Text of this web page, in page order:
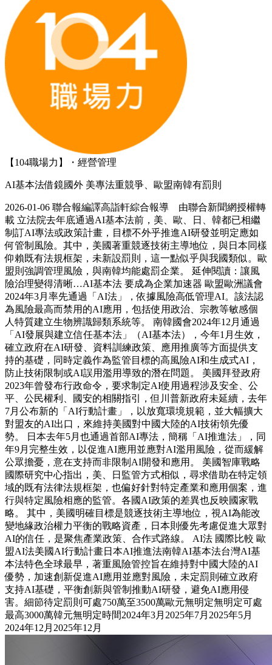
【104職場力】・經營管理
AI基本法借鏡國外 美專法重競爭、歐盟南韓有罰則
2026-01-06 聯合報編譯高詣軒綜合報導 由聯合新聞網授權轉
載 立法院去年底通過AI基本法前，美、歐、日、韓都已相繼
制訂AI專法或政策計畫，目標不外乎推進AI研發並明定應如
何管制風險。其中，美國著重競逐技術主導地位，與日本同樣
仰賴既有法規框架，未新設罰則，這一點似乎與我國類似。歐
盟則強調管理風險，與南韓均能處罰企業。 延伸閱讀：讓風
險治理變得清晰…AI基本法 要成為企業加速器 歐盟歐洲議會
2024年3月率先通過「AI法」，依據風險高低管理AI。該法認
為風險最高而禁用的AI應用，包括使用政治、宗教等敏感個
人特質建立生物辨識歸類系統等。 南韓國會2024年12月通過
「AI發展與建立信任基本法」（AI基本法），今年1月生效，
確立政府在AI研發、資料訓練政策、應用推廣等方面提供支
持的基礎，同時定義作為監管目標的高風險AI和生成式AI，
防止技術限制或AI誤用濫用導致的潛在問題。 美國拜登政府
2023年曾發布行政命令，要求制定AI使用過程涉及安全、公
平、公民權利、國安的相關指引，但川普新政府未延續，去年
7月公布新的「AI行動計畫」，以放寬環境規範，並大幅擴大
對盟友的AI出口，來維持美國對中國大陸的AI技術領先優
勢。 日本去年5月也通過首部AI專法，簡稱「AI推進法」，同
年9月完整生效，以促進AI應用並應對AI濫用風險，從而緩解
公眾擔憂，意在支持而非限制AI開發和應用。 美國智庫戰略
國際研究中心指出，美、日監管方式相似，尋求借助在特定領
域的既有法律法規框架，也偏好針對特定產業和應用個案，進
行與特定風險相應的監管。各國AI政策的差異也反映國家戰
略。 其中，美國明確目標是競逐技術主導地位，視AI為能改
變地緣政治權力平衡的戰略資產，日本則優先考慮促進大眾對
AI的信任，是聚焦產業政策、合作式路線。 AI法 國際比較 歐
盟AI法美國AI行動計畫日本AI推進法南韓AI基本法台灣AI基
本法特色全球最早，著重風險管控旨在維持對中國大陸的AI
優勢，加速創新促進AI應用並應對風險，未定罰則確立政府
支持AI基礎，平衡創新與管制推動AI研發，避免AI應用侵
害。細節待定罰則可處750萬至3500萬歐元無明定無明定可處
最高3000萬韓元無明定時間2024年3月2025年7月2025年5月
2024年12月2025年12月